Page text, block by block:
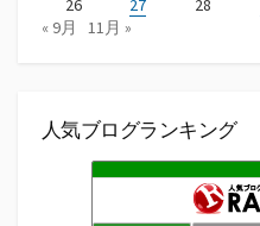
ョ
26
27 28
« 9月
11月 »
人気ブログランキング